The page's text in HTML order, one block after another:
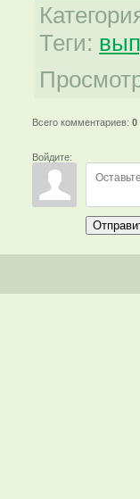
Теги:
Всего комментариев:0
Войдите: